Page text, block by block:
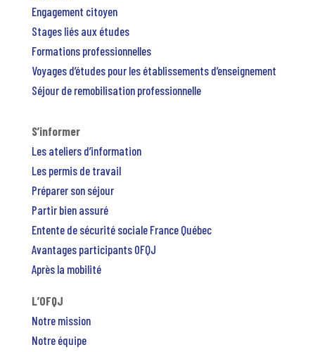
Engagement citoyen
Stages liés aux études
Formations professionnelles
Voyages d’études pour les établissements d’enseignement
Séjour de remobilisation professionnelle
S’informer
Les ateliers d’information
Les permis de travail
Préparer son séjour
Partir bien assuré
Entente de sécurité sociale France Québec
Avantages participants OFQJ
Après la mobilité
L’OFQJ
Notre mission
Notre équipe